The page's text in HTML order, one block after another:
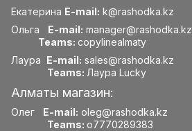
Екатерина E-mail: k@rashodka.kz
Ольга E-mail: manager@rashodka.kz
Teams: copylinealmaty
Лаура E-mail: sales@rashodka.kz
Teams: Лаура Lucky
Алматы магазин:
Олег E-mail: oleg@rashodka.kz
Teams: o7770289383